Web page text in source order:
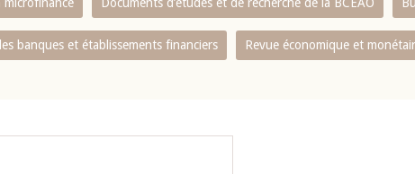
banques et établissements financiers Revue économique et